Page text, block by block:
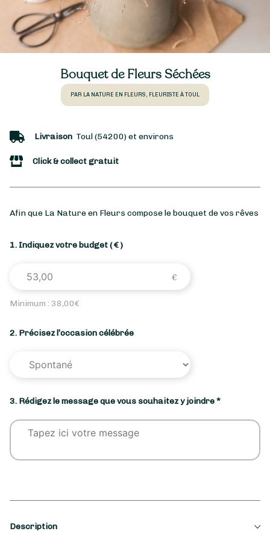
Bouquet de Fleurs Séchées
PAR LA NATURE EN FLEURS, FLEURISTE À TOUL
Livraison Toul (54200) et environs
Click & collect gratuit
Afin que La Nature en Fleurs compose le bouquet de vos rêves
1. Indiquez votre budget( € )
Minimum : 38,00€
2. Précisez l’occasion célébrée
3. Rédigez le message que vous souhaitez y joindre *
Description